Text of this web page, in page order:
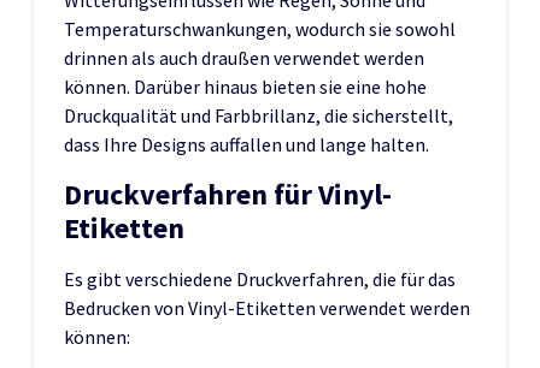
Temperaturschwankungen, wodurch sie sowohl
drinnen als auch draußen verwendet werden
können. Darüber hinaus bieten sie eine hohe
Druckqualität und Farbbrillanz, die sicherstellt,
dass Ihre Designs auffallen und lange halten.
Druckverfahren für Vinyl-
Etiketten
Es gibt verschiedene Druckverfahren, die für das
Bedrucken von Vinyl-Etiketten verwendet werden
können: